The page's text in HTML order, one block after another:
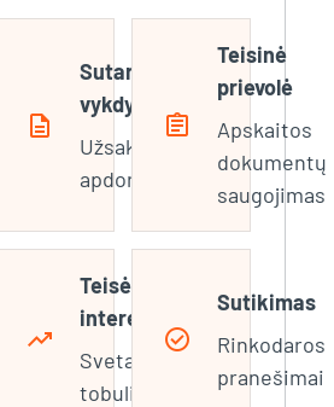
description
Sutarties
vykdymas
Užsakymų
apdorojimas
assignment
Teisinė
prievolė
Apskaitos
dokumentų
saugojimas
trending_up
Teisėtas
interesas
Svetainės
tobulinimas
check_circle
Sutikimas
Rinkodaros
pranešimai